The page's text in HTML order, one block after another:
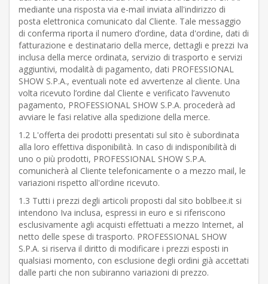
mediante una risposta via e-mail inviata all'indirizzo di
posta elettronica comunicato dal Cliente. Tale messaggio
di conferma riporta il numero d’ordine, data d'ordine, dati di
fatturazione e destinatario della merce, dettagli e prezzi Iva
inclusa della merce ordinata, servizio di trasporto e servizi
aggiuntivi, modalità di pagamento, dati PROFESSIONAL
SHOW S.P.A., eventuali note ed avvertenze al cliente. Una
volta ricevuto l’ordine dal Cliente e verificato l’avvenuto
pagamento, PROFESSIONAL SHOW S.P.A. procederà ad
avviare le fasi relative alla spedizione della merce.
1.2 L'offerta dei prodotti presentati sul sito è subordinata
alla loro effettiva disponibilità. In caso di indisponibilità di
uno o più prodotti, PROFESSIONAL SHOW S.P.A.
comunicherà al Cliente telefonicamente o a mezzo mail, le
variazioni rispetto all'ordine ricevuto.
1.3 Tutti i prezzi degli articoli proposti dal sito boblbee.it si
intendono Iva inclusa, espressi in euro e si riferiscono
esclusivamente agli acquisti effettuati a mezzo Internet, al
netto delle spese di trasporto. PROFESSIONAL SHOW
S.P.A. si riserva il diritto di modificare i prezzi esposti in
qualsiasi momento, con esclusione degli ordini già accettati
dalle parti che non subiranno variazioni di prezzo.